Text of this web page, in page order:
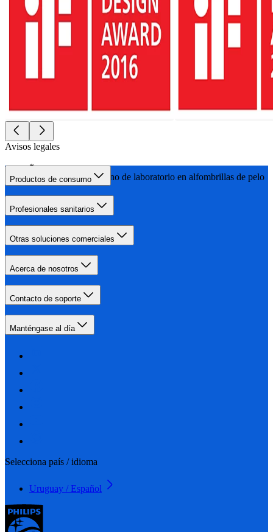
Avisos legales
Probado en entorno de laboratorio en alfombrillas de pelo
Productos de consumo
Profesionales sanitarios
Otras soluciones comerciales
Acerca de nosotros
Contacto de soporte
Manténgase al día
Selecciona país / idioma
Uruguay / Español